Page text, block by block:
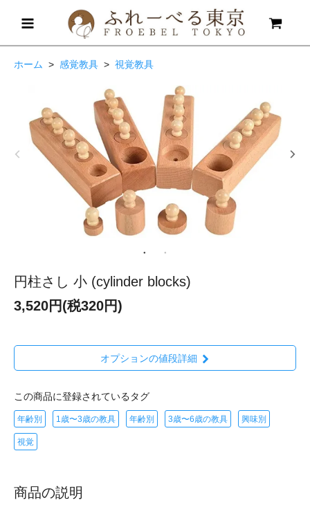
ホーム > 感覚教具 > 視覚教具
円柱さし 小 (cylinder blocks)
3,520円(税320円)
オプションの値段詳細
この商品に登録されているタグ
年齢別 1歳〜3歳の教具 年齢別 3歳〜6歳の教具 興味別
視覚
商品の説明